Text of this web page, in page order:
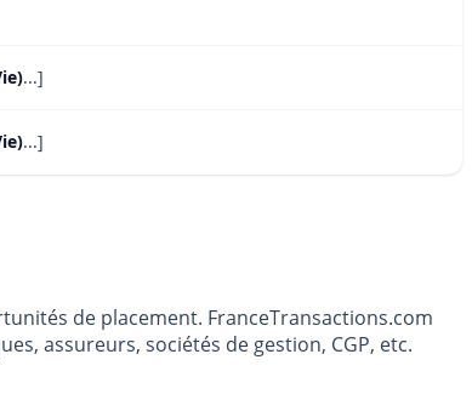
...]
...]
de placement. FranceTransactions.com
assureurs, sociétés de gestion, CGP, etc.